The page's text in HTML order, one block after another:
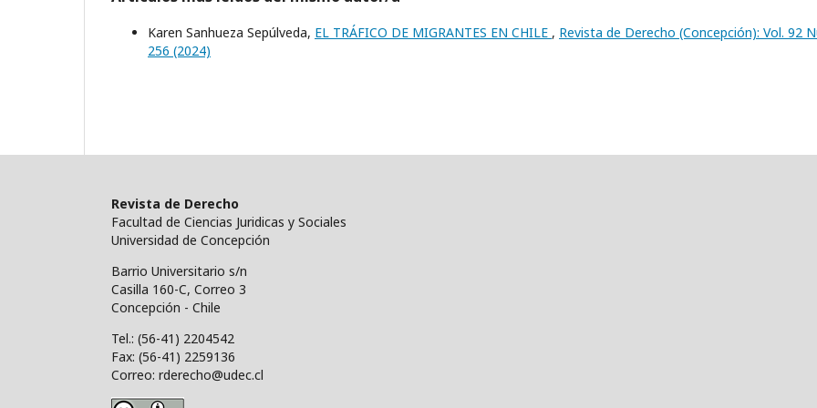
Karen Sanhueza Sepúlveda, EL TRÁFICO DE MIGRANTES EN CHILE , Revista de Derecho (Concepción): Vol. 92
256 (2024)
Revista de Derecho
Facultad de Ciencias Juridicas y Sociales
Universidad de Concepción
Barrio Universitario s/n
Casilla 160-C, Correo 3
Concepción - Chile
Tel.: (56-41) 2204542
Fax: (56-41) 2259136
Correo: rderecho@udec.cl